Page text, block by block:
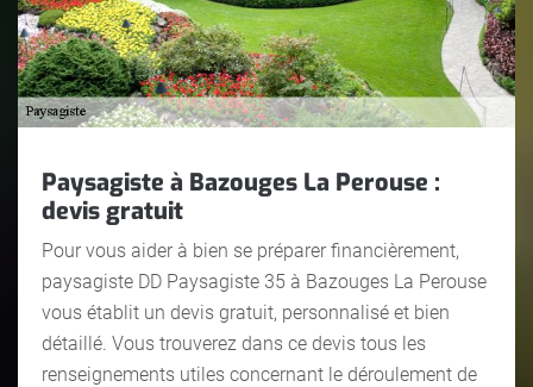
Paysagiste à Bazouges La Perouse :
devis gratuit
Pour vous aider à bien se préparer financièrement,
paysagiste DD Paysagiste 35 à Bazouges La Perouse
vous établit un devis gratuit, personnalisé et bien
détaillé. Vous trouverez dans ce devis tous les
renseignements utiles concernant le déroulement de